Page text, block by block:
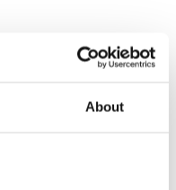
About
vi att:
tillväxtfaktor
snabbare